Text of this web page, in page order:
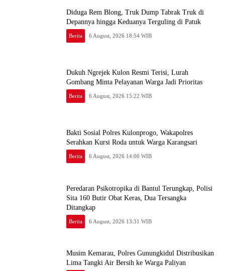
Diduga Rem Blong, Truk Dump Tabrak Truk di
Depannya hingga Keduanya Terguling di Patuk
Berita 6 August, 2026 18:54 WIB
Dukuh Ngrejek Kulon Resmi Terisi, Lurah
Gombang Minta Pelayanan Warga Jadi Prioritas
Berita 6 August, 2026 15:22 WIB
Bakti Sosial Polres Kulonprogo, Wakapolres
Serahkan Kursi Roda untuk Warga Karangsari
Berita 6 August, 2026 14:00 WIB
Peredaran Psikotropika di Bantul Terungkap, Polisi
Sita 160 Butir Obat Keras, Dua Tersangka
Ditangkap
Berita 6 August, 2026 13:31 WIB
Musim Kemarau, Polres Gunungkidul Distribusikan
Lima Tangki Air Bersih ke Warga Paliyan